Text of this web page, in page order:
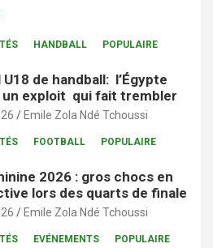
HANDBALL
POPULAIRE
de handball: l’Égypte
un exploit qui fait trembler
Emile Zola Ndé Tchoussi
FOOTBALL
POPULAIRE
2026 : gros chocs en
lors des quarts de finale
Emile Zola Ndé Tchoussi
EVÉNEMENTS
POPULAIRE